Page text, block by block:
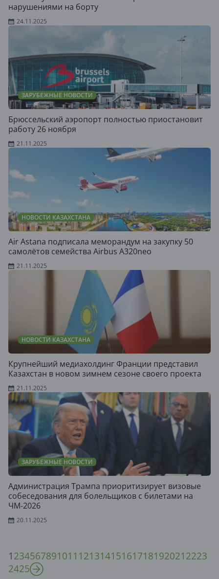
нарушениями на борту
24.11.2025
ЗАРУБЕЖНЫЕ НОВОСТИ
Брюссельский аэропорт полностью приостановит
работу 26 ноября
21.11.2025
НОВОСТИ КАЗАХСТАНА
Air Astana подписала меморандум на закупку 50
самолётов семейства Airbus A320neo
21.11.2025
НОВОСТИ КАЗАХСТАНА
Крупнейший медиахолдинг Франции представил
Казахстан в новом зимнем сезоне своего проекта
21.11.2025
ЗАРУБЕЖНЫЕ НОВОСТИ
Администрация Трампа приоритизирует визовые
собеседования для болельщиков с билетами на
ЧМ-2026
20.11.2025
1234567891011 121314151617181920212223
2425